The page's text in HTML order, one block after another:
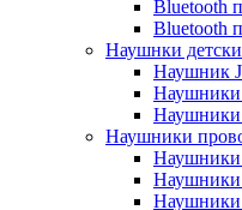
Bluetooth
Bluetooth
Наушнки
Наушник
Наушники
Наушники
Наушники